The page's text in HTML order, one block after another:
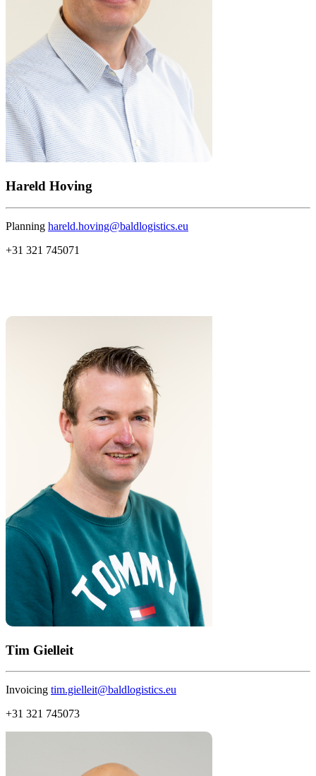
Hareld Hoving
Planning hareld.hoving@baldlogistics.eu
+31 321 745071
Tim Gielleit
Invoicing tim.gielleit@baldlogistics.eu
+31 321 745073